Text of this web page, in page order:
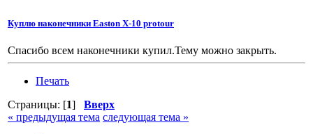
Куплю наконечники Easton X-10 protour
Спасибо всем наконечники купил.Тему можно закрыть.
Печать
Страницы: [1] Вверх
« предыдущая тема следующая тема »